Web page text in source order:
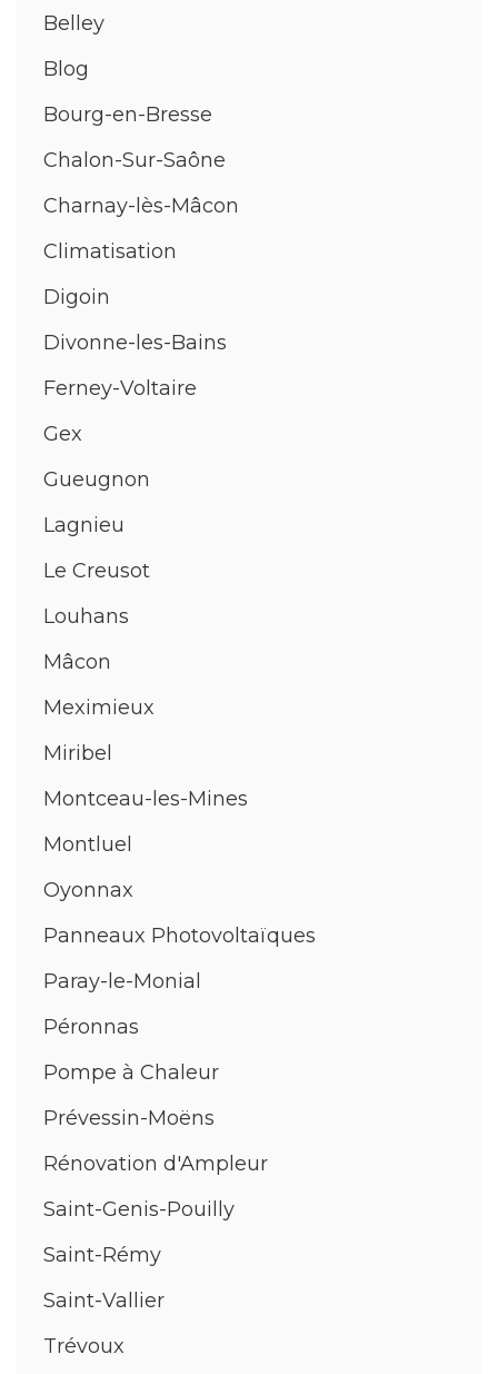
Belley
Blog
Bourg-en-Bresse
Chalon-Sur-Saône
Charnay-lès-Mâcon
Climatisation
Digoin
Divonne-les-Bains
Ferney-Voltaire
Gex
Gueugnon
Lagnieu
Le Creusot
Louhans
Mâcon
Meximieux
Miribel
Montceau-les-Mines
Montluel
Oyonnax
Panneaux Photovoltaïques
Paray-le-Monial
Péronnas
Pompe à Chaleur
Prévessin-Moëns
Rénovation d'Ampleur
Saint-Genis-Pouilly
Saint-Rémy
Saint-Vallier
Trévoux